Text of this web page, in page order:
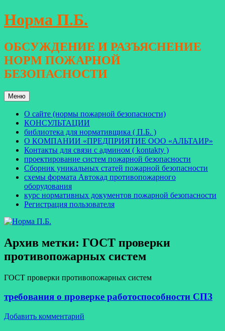
Перейти
к
Норма П.Б.
ОБСУЖДЕНИЕ И РАЗЪЯСНЕНИЕ
НОРМ ПОЖАРНОЙ
БЕЗОПАСНОСТИ
Меню
О сайте (нормы пожарной безопасности)
КОНСУЛЬТАЦИИ
библиотека для нормативщика ( П.Б. )
О КОМПАНИИ «ПРЕДПРИЯТИЕ ООО «АЛЬТАИР»
Контакты для связи с админом ( kontakty )
проектирование систем пожарной безопасности
Сборник уникальных статей пожарной безопасности
схемы формата Автокад противопожарного
оборудования
курс нормативных документов пожарной безопасности
Регистрация пользователя
Архив метки: ГОСТ проверки
противопожарных систем
ГОСТ проверки противопожарных систем
требования о проверке работоспособности СПЗ
Добавить комментарий